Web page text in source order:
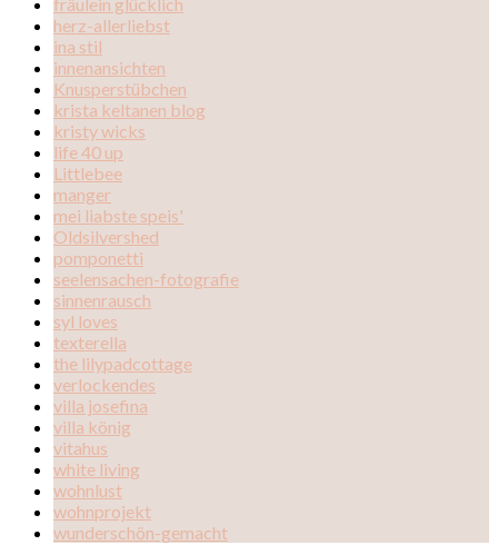
fräulein glücklich
herz-allerliebst
ina stil
innenansichten
Knusperstübchen
krista keltanen blog
kristy wicks
life 40 up
Littlebee
manger
mei liabste speis'
Oldsilvershed
pomponetti
seelensachen-fotografie
sinnenrausch
syl loves
texterella
the lilypadcottage
verlockendes
villa josefina
villa könig
vitahus
white living
wohnlust
wohnprojekt
wunderschön-gemacht